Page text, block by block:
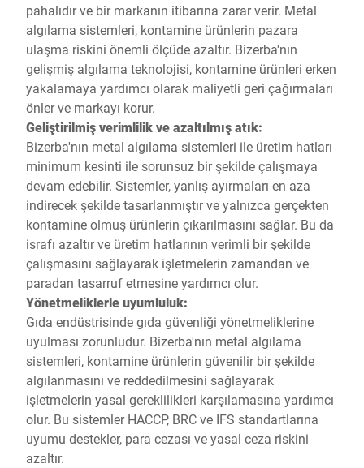
pahalıdır ve bir markanın itibarına zarar verir. Metal
algılama sistemleri, kontamine ürünlerin pazara
ulaşma riskini önemli ölçüde azaltır. Bizerba'nın
gelişmiş algılama teknolojisi, kontamine ürünleri erken
yakalamaya yardımcı olarak maliyetli geri çağırmaları
önler ve markayı korur.
Geliştirilmiş verimlilik ve azaltılmış atık:
Bizerba'nın metal algılama sistemleri ile üretim hatları
minimum kesinti ile sorunsuz bir şekilde çalışmaya
devam edebilir. Sistemler, yanlış ayırmaları en aza
indirecek şekilde tasarlanmıştır ve yalnızca gerçekten
kontamine olmuş ürünlerin çıkarılmasını sağlar. Bu da
israfı azaltır ve üretim hatlarının verimli bir şekilde
çalışmasını sağlayarak işletmelerin zamandan ve
paradan tasarruf etmesine yardımcı olur.
Yönetmeliklerle uyumluluk:
Gıda endüstrisinde gıda güvenliği yönetmeliklerine
uyulması zorunludur. Bizerba'nın metal algılama
sistemleri, kontamine ürünlerin güvenilir bir şekilde
algılanmasını ve reddedilmesini sağlayarak
işletmelerin yasal gereklilikleri karşılamasına yardımcı
olur. Bu sistemler HACCP, BRC ve IFS standartlarına
uyumu destekler, para cezası ve yasal ceza riskini
azaltır.